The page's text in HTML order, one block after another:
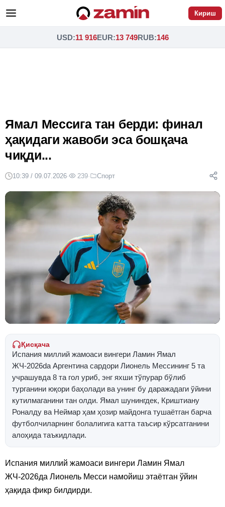
Кириш
USD:11 916EUR:13 749RUB:146
Ямал Мессига тан берди: финал
ҳақидаги жавоби эса бошқача
чиқди...
10:39 / 09.07.2026· 239· Спорт
Қисқача
Испания миллий жамоаси вингери Ламин Ямал
ЖЧ-2026da Аргентина сардори Лионель Мессининг 5 та
учрашувда 8 та гол уриб, энг яхши тўпурар бўлиб
турганини юқори баҳолади ва унинг бу даражадаги ўйини
кутилмаганини тан олди. Ямал шунингдек, Криштиану
Роналду ва Неймар ҳам ҳозир майдонга тушаётган барча
футболчиларнинг болалигига катта таъсир кўрсатганини
алоҳида таъкидлади.
Испания миллий жамоаси вингери Ламин Ямал
ЖЧ-2026да Лионель Месси намойиш этаётган ўйин
ҳақида фикр билдирди.